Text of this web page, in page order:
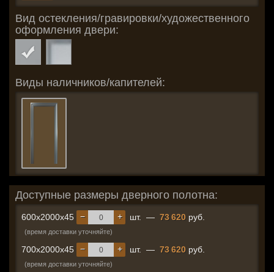
Вид остекления/гравировки/художественного
оформления двери:
Виды наличников/капителей:
Доступные размеры дверного полотна:
600x2000x45 +
− шт. — 73 620 руб.
(время доставки уточняйте)
700x2000x45 +
− шт. — 73 620 руб.
(время доставки уточняйте)